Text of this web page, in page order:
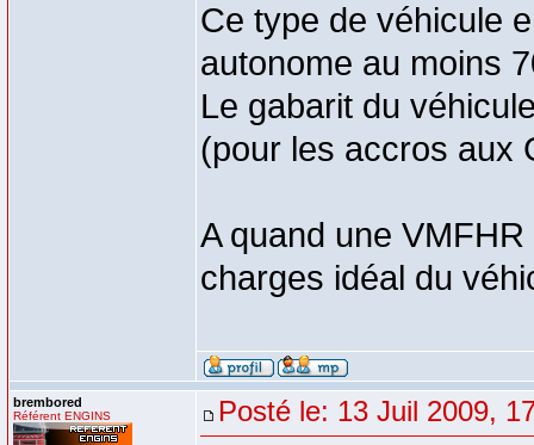
Ce type de véhicule
autonome au moins
Le gabarit du
(pour les accros aux
A quand une
charges idéal du
brembored
Référent ENGINS Posté le: 13 Juil 2009,